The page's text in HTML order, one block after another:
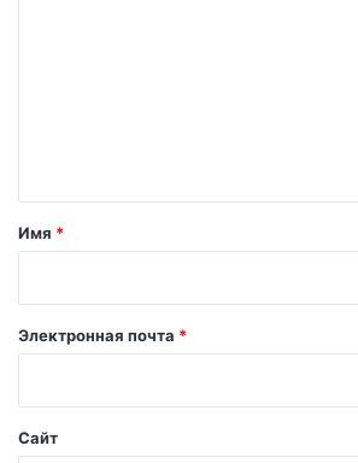
а
й
Имя *
Электронная почта *
Сайт